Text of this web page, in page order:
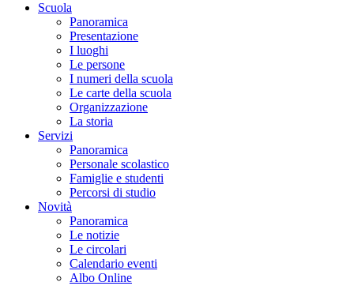
Scuola
Panoramica
Presentazione
I luoghi
Le persone
I numeri della scuola
Le carte della scuola
Organizzazione
La storia
Servizi
Panoramica
Personale scolastico
Famiglie e studenti
Percorsi di studio
Novità
Panoramica
Le notizie
Le circolari
Calendario eventi
Albo Online